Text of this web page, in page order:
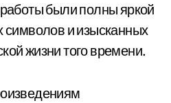
были полны яркой
символов и изысканных
жизни того времени.